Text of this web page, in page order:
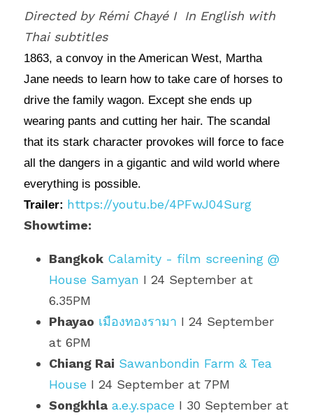
Directed by Rémi Chayé I In English with
Thai subtitles
1863, a convoy in the American West, Martha
Jane needs to learn how to take care of horses to
drive the family wagon. Except she ends up
wearing pants and cutting her hair. The scandal
that its stark character provokes will force to face
all the dangers in a gigantic and wild world where
everything is possible.
Trailer: https://youtu.be/4PFwJ04Surg
Showtime:
Bangkok Calamity - film screening @
House Samyan I 24 September at
6.35PM
Phayao เมืองทองรามา I 24 September
at 6PM
Chiang Rai Sawanbondin Farm & Tea
House I 24 September at 7PM
Songkhla a.e.y.space I 30 September at